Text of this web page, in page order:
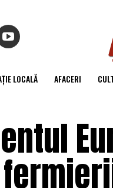
LOCALĂ AFACERI